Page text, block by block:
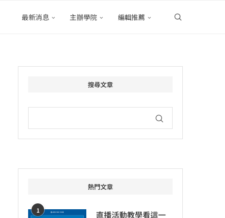
最新消息 主辦學院 編輯推薦
搜尋文章
熱門文章
1
直播活動教學看這一